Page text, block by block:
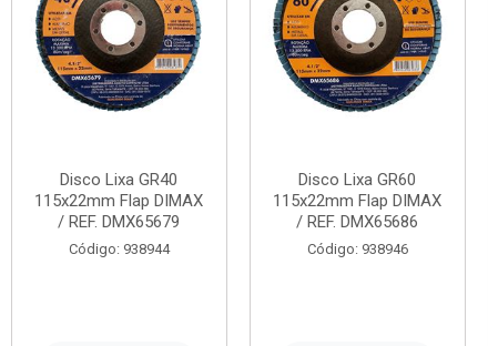
Disco Lixa GR40
115x22mm Flap DIMAX
/ REF. DMX65679
Código: 938944
Disco Lixa GR60
115x22mm Flap DIMAX
/ REF. DMX65686
Código: 938946